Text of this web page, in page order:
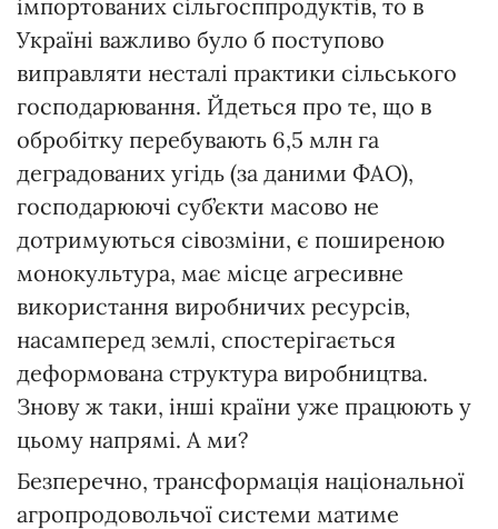
імпортованих сільгосппродуктів, то в
Україні важливо було б поступово
виправляти несталі практики сільського
господарювання. Йдеться про те, що в
обробітку перебувають 6,5 млн га
деградованих угідь (за даними ФАО),
господарюючі суб’єкти масово не
дотримуються сівозміни, є поширеною
монокультура, має місце агресивне
використання виробничих ресурсів,
насамперед землі, спостерігається
деформована структура виробництва.
Знову ж таки, інші країни уже працюють у
цьому напрямі. А ми?
Безперечно, трансформація національної
агропродовольчої системи матиме